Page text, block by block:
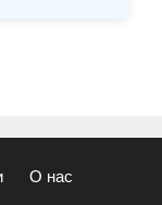
О нас